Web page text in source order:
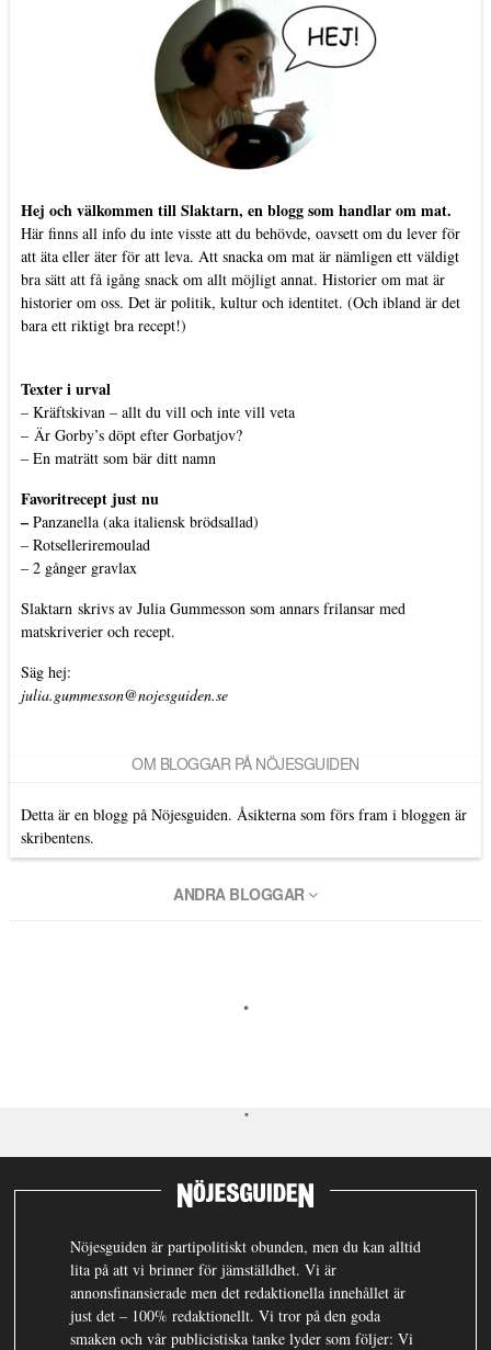
Hej och välkommen till Slaktarn, en blogg som handlar om mat.
Här finns all info du inte visste att du behövde, oavsett om du lever för
att äta eller äter för att leva. Att snacka om mat är nämligen ett väldigt
bra sätt att få igång snack om allt möjligt annat. Historier om mat är
historier om oss. Det är politik, kultur och identitet. (Och ibland är det
bara ett riktigt bra recept!)
Texter i urval
– Kräftskivan – allt du vill och inte vill veta
– Är Gorby’s döpt efter Gorbatjov?
– En maträtt som bär ditt namn
Favoritrecept just nu
– Panzanella (aka italiensk brödsallad)
– Rotselleriremoulad
– 2 gånger gravlax
Slaktarn skrivs av Julia Gummesson som annars frilansar med
matskriverier och recept.
Säg hej:
julia.gummesson@nojesguiden.se
OM BLOGGAR PÅ NÖJESGUIDEN
Detta är en blogg på Nöjesguiden. Åsikterna som förs fram i bloggen är
skribentens.
ANDRA BLOGGAR
Nöjesguiden är partipolitiskt obunden, men du kan alltid
lita på att vi brinner för jämställdhet. Vi är
annonsfinansierade men det redaktionella innehållet är
just det – 100% redaktionellt. Vi tror på den goda
smaken och vår publicistiska tanke lyder som följer: Vi